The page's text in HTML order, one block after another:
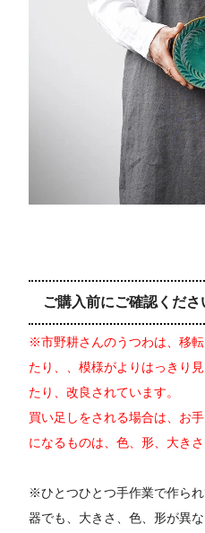
ご購入前にご確認くださ
※市野耕さんのうつわは、移
たり、、模様がよりはっきり
たり、改良されています。
買い足しをされる場合は、お
になるものは、色、形、大き
※ひとつひとつ手作業で作ら
器でも、大きさ、色、形が異